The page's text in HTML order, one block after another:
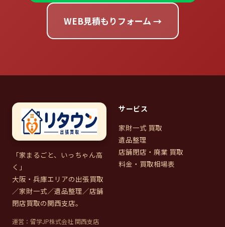
WEB見積もりフォーム →
「家まるごと、いっちゃん高
く」
大阪・兵庫エリアの出張買取
／家財一式／遺品整理／店舗
閉店買取の関西支店。
運営：留学JP株式会社 関西支店
サービス
家財一式 買取
遺品整理
店舗閉店・廃業 買取
料金・買取相場表